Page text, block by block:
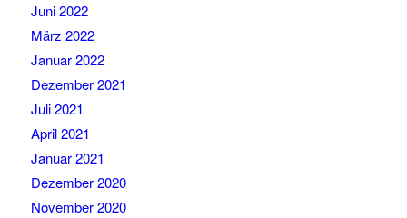
Juni 2022
März 2022
Januar 2022
Dezember 2021
Juli 2021
April 2021
Januar 2021
Dezember 2020
November 2020